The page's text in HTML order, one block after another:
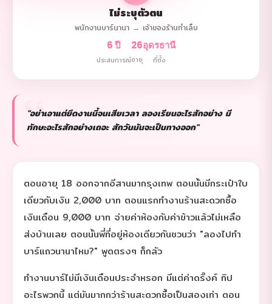
ไม่ระบุตัวตน
พนักงานบาร์นานา → เจ้าของร้านทำเล็บ
6 ปี
ประสบการณ์
26
อายุ
อุดรธานี
ที่ตั้ง
"อย่าเอาแต่ยึดงานนี้จนเสียเวลา ลองเรียนอะไรสักอย่าง มี
ทักษะอะไรสักอย่างเถอะ สักวันมันจะเป็นทางออก"
ตอนอายุ 18 ออกจากอีสานมากรุงเทพ ตอนนั้นมีกระเป๋าใบ
เดียวกับเงิน 2,000 บาท ตอนแรกทำงานร้านสะดวกซื้อ
เงินเดือน 9,000 บาท จ่ายค่าห้องกับค่าข้าวแล้วไม่เหลือ
ส่งบ้านเลย ตอนนั้นพี่ที่อยู่ห้องเดียวกันชวนว่า "ลองไปทำ
บาร์แถวนานาไหม?" พูดตรงๆ ก็กลัว
ทำงานบาร์ไม่มีเงินเดือนประจำหรอก มีแต่ค่าดริ๊งค์ ทิป
อะไรพวกนี้ แต่มันมากกว่าร้านสะดวกซื้อเป็นสองเท่า ตอน